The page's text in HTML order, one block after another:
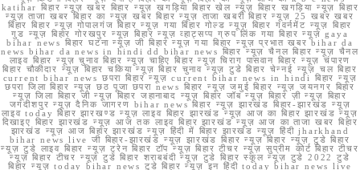
katihar बिहार न्यूज़ खबर बिहार न्यूज़ खगड़िया बिहार खेल न्यूज़ बिहार खगड़िया न्यूज़ बिहार
न्यूज़ ताजा खबर बिहार का न्यूज़ खबर बिहार न्यूज़ ताजा खबरी बिहार न्यूज़ 25 खबर खबर
बिहार बिहार न्यूज़ गोपालगंज बिहार न्यूज़ गया बिहार गोल्ड न्यूज़ बिहार गवर्नमेंट न्यूज़ बिहार
गुड न्यूज़ बिहार गोरखपुर न्यूज़ बिहार न्यूज़ व्हाट्सप्प ग्रुप लिंक गया बिहार न्यूज़ gaya
bihar news बिहार घटना न्यूज़ जी बिहार न्यूज़ गया बिहार न्यूज़ प्रभात खबर bihar da
news bihar da news in hindi dd bihar news बिहार न्यूज़ चैनल बिहार न्यूज़ चैनल
लाइव बिहार न्यूज़ चुनाव बिहार न्यूज़ चाहिए बिहार न्यूज़ चिराग पासवान बिहार न्यूज़ चंपारण
बिहार चौकीदार न्यूज़ बिहार चकिया न्यूज़ बिहार चुनाव न्यूज़ टुडे बिहार चेन्नई न्यूज़ चल बिहार
current bihar news छपरा बिहार न्यूज़ current bihar news in hindi बिहार न्यूज़
छपरा जिला बिहार न्यूज़ छठ पूजा छपरा news बिहार न्यूज़ जमुई बिहार न्यूज़ जयनगर बिहार
न्यूज़ जिला बिहार जी न्यूज़ बिहार जहानाबाद न्यूज़ बिहार जॉब न्यूज़ बिहार ज़ी न्यूज़ बिहार
जगदीशपुर न्यूज़ दैनिक जागरण bihar news बिहार न्यूज़ झारखंड बिहार-झारखंड न्यूज़
लाइव today बिहार झारखण्ड न्यूज़ लाइव बिहार झारखंड न्यूज़ आज का बिहार झारखंड न्यूज़
दिखाइए बिहार झारखंड न्यूज़ आज तक लाइव बिहार झारखंड न्यूज़ आज का ताजा खबर बिहार
झारखंड न्यूज़ आज बिहार झारखंड न्यूज़ हिंदी में बिहार झारखंड न्यूज़ हिंदी jharkhand
bihar news live जी बिहार-झारखंड न्यूज़ झारखंड बिहार न्यूज़ बिहार न्यूज़ टुडे बिहार
न्यूज़ टुडे लाइव बिहार न्यूज़ ट्रेन बिहार टॉप न्यूज़ बिहार टीचर न्यूज़ सुप्रीम कोर्ट बिहार टीचर
न्यूज़ बिहार टीचर न्यूज़ टुडे बिहार शराबबंदी न्यूज़ टुडे बिहार स्कूल न्यूज़ टुडे 2022 टुडे
बिहार न्यूज़ today bihar news टुडे बिहार न्यूज़ इन हिंदी today bihar news live